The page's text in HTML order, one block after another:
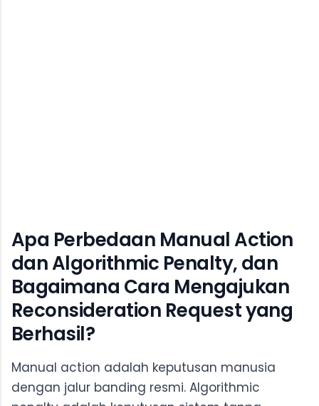
Apa Perbedaan Manual Action
dan Algorithmic Penalty, dan
Bagaimana Cara Mengajukan
Reconsideration Request yang
Berhasil?
Manual action adalah keputusan manusia
dengan jalur banding resmi. Algorithmic